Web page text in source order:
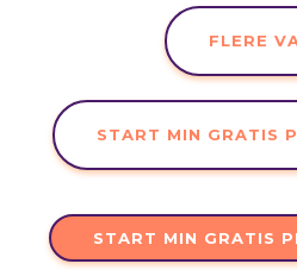
FLERE
START MIN GRATIS
START MIN GRATIS